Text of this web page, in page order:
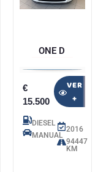
ONE D
€
15.500
VER
+
DIESEL
MANUAL
2016
94447
KM